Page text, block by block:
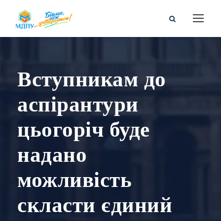
Вступникам до
аспірантури
цьогоріч буде
надано
можливість
скласти єдиний